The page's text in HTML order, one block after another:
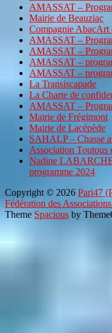
AMASSAT –
Mairie de Beauziac
Compagnie AbacArt
AMASSAT –
AMASSAT –
AMASSAT –
AMASSAT –
La Transiscapade
La Charte de
AMASSAT –
Mairie de Frégimont
Mairie de Lacépède
SAHALP – Chasse
Association Toutous
Nadine
programme 2024
Copyright © 2026 Pari47
Fédération des
Theme Spacious by